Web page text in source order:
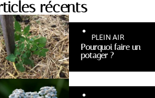
récents
PLEIN AIR
Pourquoi faire un
potager ?